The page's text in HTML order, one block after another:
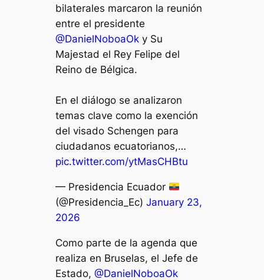
bilaterales marcaron la reunión
entre el presidente
@DanielNoboaOky Su
Majestad el Rey Felipe del
Reino de Bélgica.
En el diálogo se analizaron
temas clave como la exención
del visado Schengen para
ciudadanos ecuatorianos,…
pic.twitter.com/ytMasCHBtu
— Presidencia Ecuador
(@Presidencia_Ec) January 23,
2026
Como parte de la agenda que
realiza en Bruselas, el Jefe de
Estado, @DanielNoboaOk